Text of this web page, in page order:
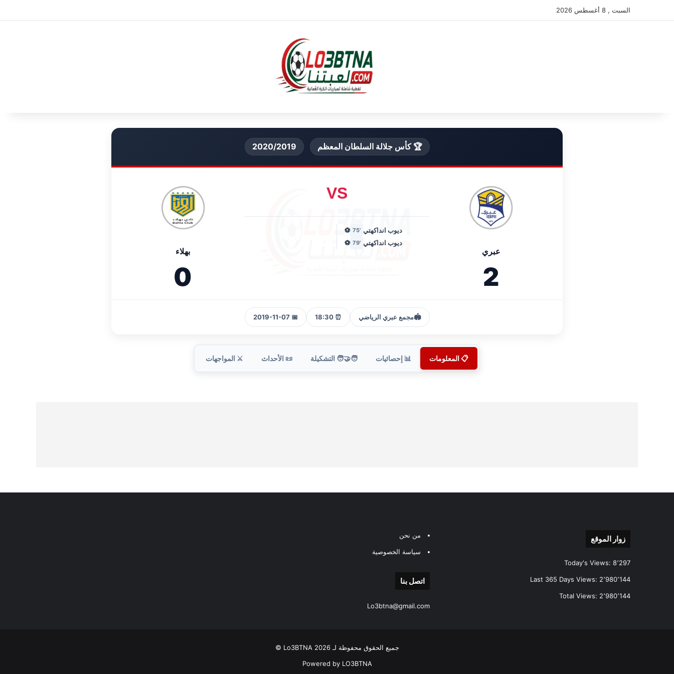
السبت , 8 أغسطس 2026
🏆 كأس جلالة السلطان المعظم 2020/2019
عبري
2
VS
ديوب انداكهتي '75
⚽
ديوب انداكهتي '79
⚽
بهلاء
0
🏟️مجمع عبري الرياضي ⏰ 18:30
📅 2019-11-07
📋 المعلومات 📊 إحصائيات 🧑‍🤝‍🧑 التشكيلة 📜 الأحداث ⚔️ المواجهات
زوار الموقع
Today's Views: 8٬297
Last 365 Days Views: 2٬980٬144
Total Views: 2٬980٬144
من نحن
سياسة الخصوصية
اتصل بنا
Lo3btna@gmail.com
جميع الحقوق محفوظة لـ Lo3BTNA 2026 ©
Powered by LO3BTNA